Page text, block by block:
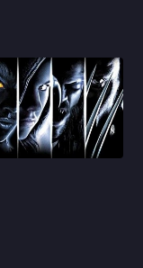
de
fica pelo
ao
de Jean Grey,
Escura) - ainda
vilã. Vale dizer
de nove anos